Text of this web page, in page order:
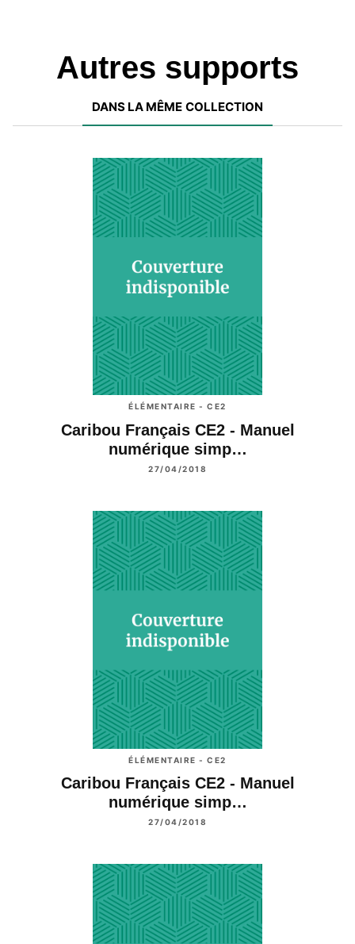
Autres supports
DANS LA MÊME COLLECTION
ÉLÉMENTAIRE - CE2
Caribou Français CE2 - Manuel
numérique simp…
27/04/2018
ÉLÉMENTAIRE - CE2
Caribou Français CE2 - Manuel
numérique simp…
27/04/2018